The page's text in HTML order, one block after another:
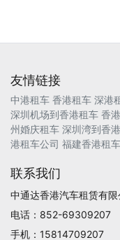
友情链接
中港租车 香港租车 深港
深圳机场到香港租车 香
州婚庆租车 深圳湾到香
港租车公司 福建香港租车
联系我们
中通达香港汽车租赁有限
电话：852-69309207
手机：15814709207